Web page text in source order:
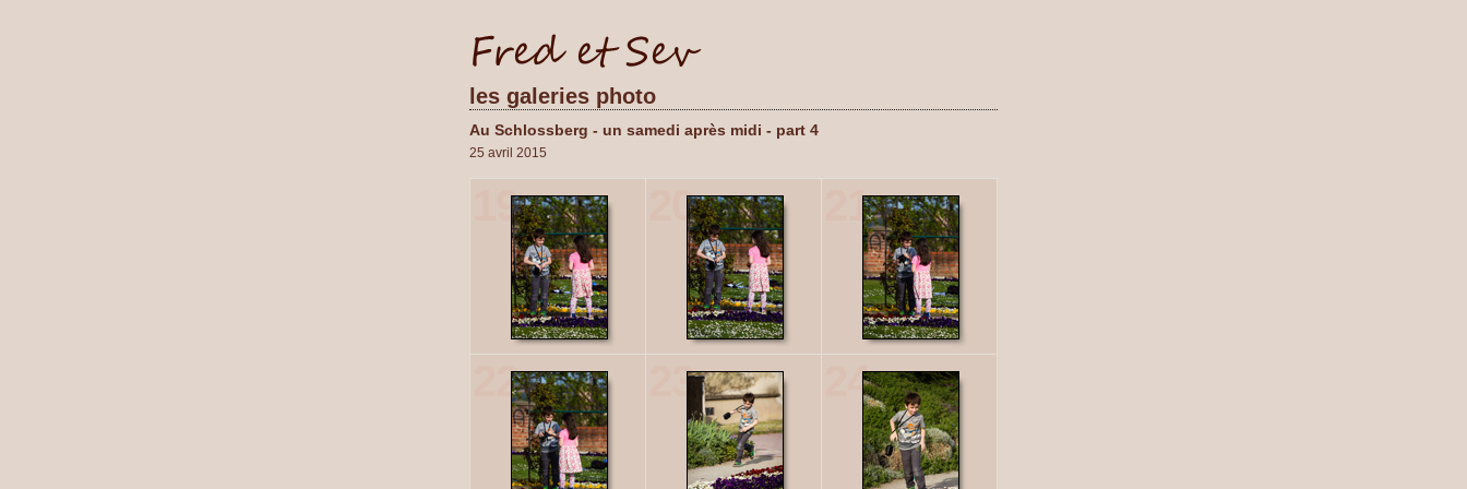
les galeries photo
Au Schlossberg - un samedi après midi - part 4
25 avril 2015
19 20 21
22 23 24